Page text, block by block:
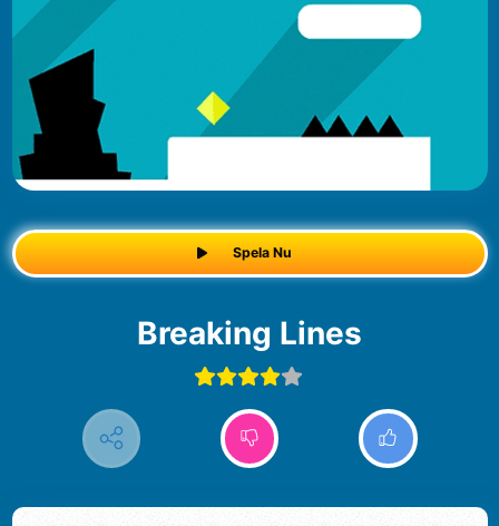
Spela Nu
Breaking Lines